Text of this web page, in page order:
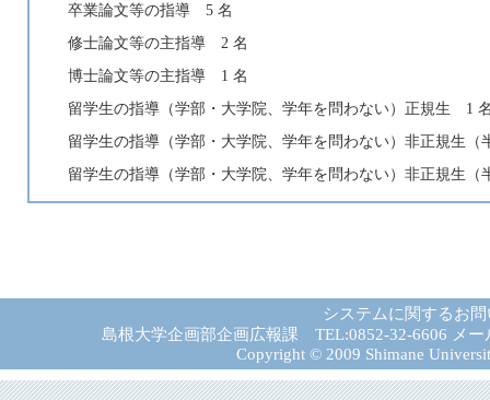
卒業論文等の指導 5 名
修士論文等の主指導 2 名
博士論文等の主指導 1 名
留学生の指導（学部・大学院、学年を問わない）正規生 1
留学生の指導（学部・大学院、学年を問わない）非正規生
留学生の指導（学部・大学院、学年を問わない）非正規生
システムに関するお
島根大学企画部企画広報課 TEL:0852-32-6606 メー
Copyright © 2009 Shimane